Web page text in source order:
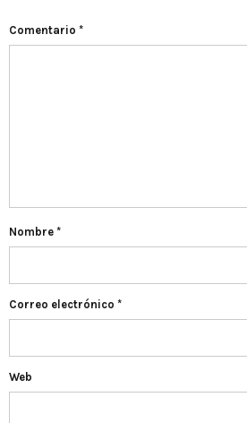
Comentario *
Nombre *
Correo electrónico *
Web